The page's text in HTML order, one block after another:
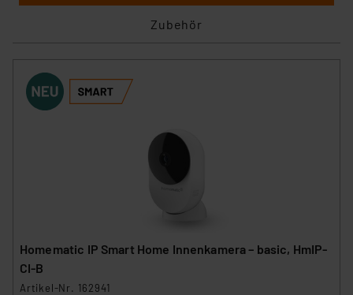
Zubehör
Homematic IP Smart Home Innenkamera – basic, HmIP-
CI-B
Artikel-Nr. 162941